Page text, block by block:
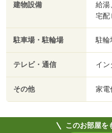
建物設備
給湯
宅配
駐車場・駐輪場 駐輪
テレビ・通信 イン
その他 家電
このお部屋を